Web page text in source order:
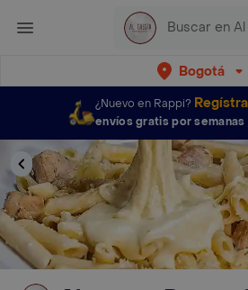
Bogotá
¿Nuevo en Rappi?
envíos gratis por semanas